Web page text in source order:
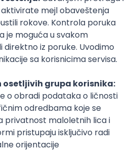
IT zajednicu, podižemo
domaćeg IT tržišta rada i
O nama
poslodavce
korišćenja